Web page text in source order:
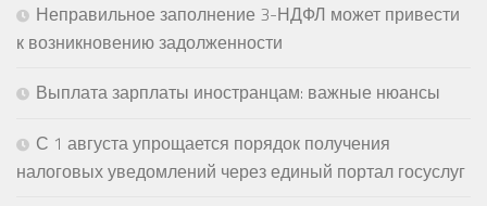
Неправильное заполнение 3-НДФЛ может привести
к возникновению задолженности
Выплата зарплаты иностранцам: важные нюансы
С 1 августа упрощается порядок получения
налоговых уведомлений через единый портал госуслуг